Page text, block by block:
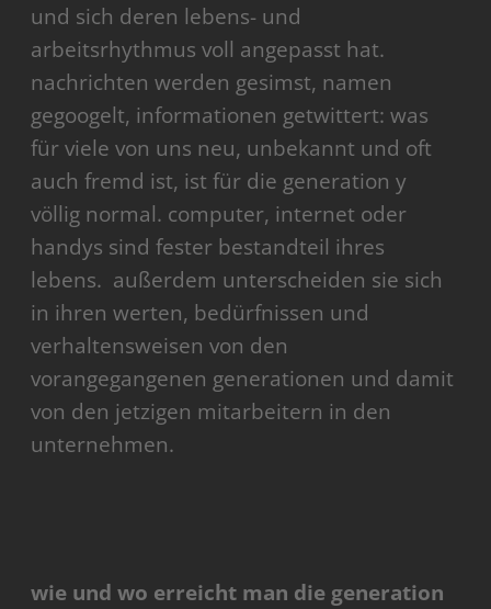
und sich deren lebens- und
arbeitsrhythmus voll angepasst hat.
nachrichten werden gesimst, namen
gegoogelt, informationen getwittert: was
für viele von uns neu, unbekannt und oft
auch fremd ist, ist für die generation y
völlig normal. computer, internet oder
handys sind fester bestandteil ihres
lebens. außerdem unterscheiden sie sich
in ihren werten, bedürfnissen und
verhaltensweisen von den
vorangegangenen generationen und damit
von den jetzigen mitarbeitern in den
unternehmen.
wie und wo erreicht man die generation